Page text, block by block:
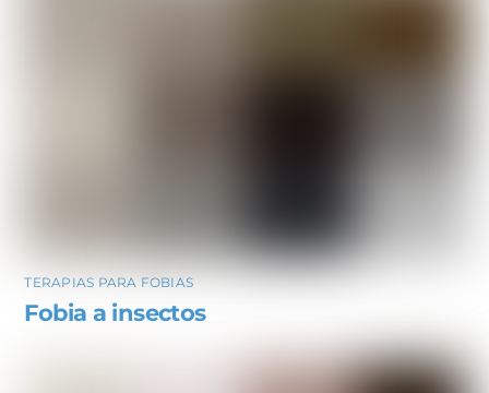
TERAPIAS PARA FOBIAS
Fobia a insectos